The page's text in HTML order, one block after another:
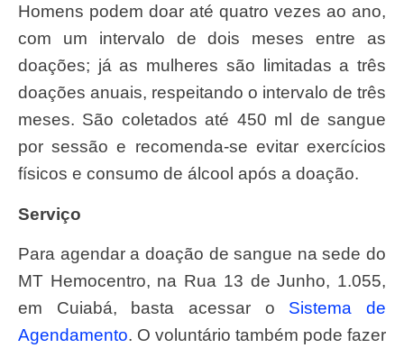
Homens podem doar até quatro vezes ao ano,
com um intervalo de dois meses entre as
doações; já as mulheres são limitadas a três
doações anuais, respeitando o intervalo de três
meses. São coletados até 450 ml de sangue
por sessão e recomenda-se evitar exercícios
físicos e consumo de álcool após a doação.
Serviço
Para agendar a doação de sangue na sede do
MT Hemocentro, na Rua 13 de Junho, 1.055,
em Cuiabá, basta acessar o Sistema de
Agendamento. O voluntário também pode fazer